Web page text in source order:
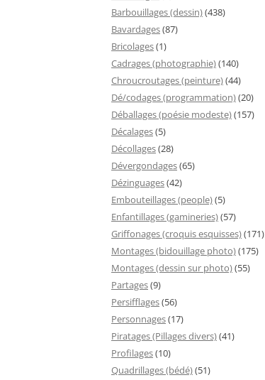
Barbouillages (dessin)(438)
Bavardages(87)
Bricolages(1)
Cadrages (photographie)(140)
Chroucroutages (peinture)(44)
Dé/codages (programmation)(20)
Déballages (poésie modeste)(157)
Décalages(5)
Décollages(28)
Dévergondages(65)
Dézinguages(42)
Embouteillages (people)(5)
Enfantillages (gamineries)(57)
Griffonages (croquis esquisses)(171)
Montages (bidouillage photo)(175)
Montages (dessin sur photo)(55)
Partages(9)
Persifflages(56)
Personnages(17)
Piratages (Pillages divers)(41)
Profilages(10)
Quadrillages (bédé)(51)